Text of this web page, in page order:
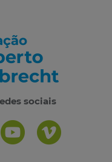
sociais